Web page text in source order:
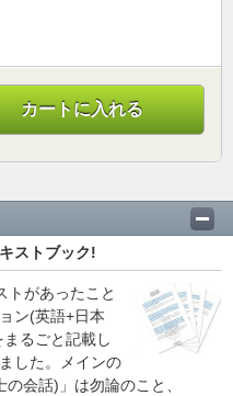
カートに入れる
ストブック!
トがあったこと
ン(英語+日本
るごと記載し
した。メインの
会話)」は勿論のこと、